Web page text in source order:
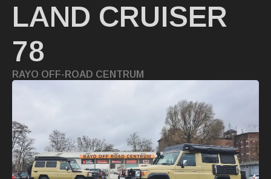
LAND CRUISER
78
RAYO OFF-ROAD CENTRUM